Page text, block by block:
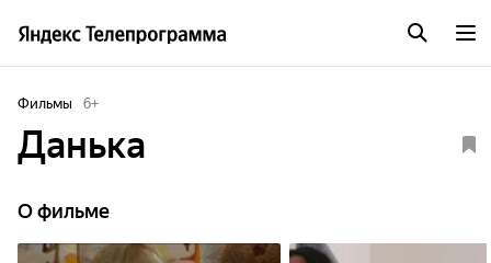
Фильмы 6+
Данька
О фильме